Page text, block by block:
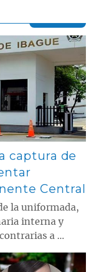
captura de
Central
la uniformada,
interna y
a ...